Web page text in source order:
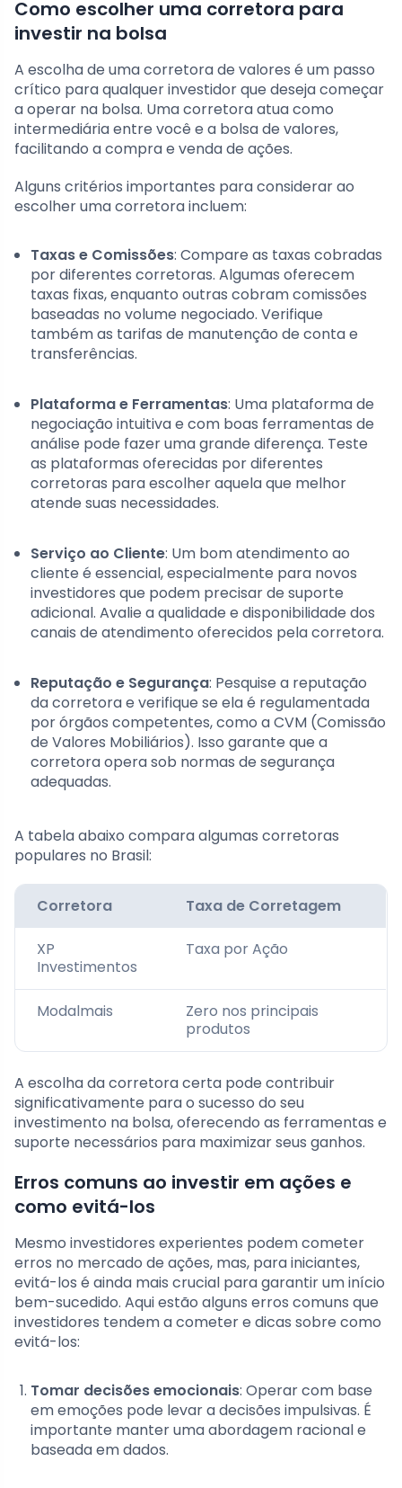
Como escolher uma corretora para
investir na bolsa
A escolha de uma corretora de valores é um passo
crítico para qualquer investidor que deseja começar
a operar na bolsa. Uma corretora atua como
intermediária entre você e a bolsa de valores,
facilitando a compra e venda de ações.
Alguns critérios importantes para considerar ao
escolher uma corretora incluem:
Taxas e Comissões: Compare as taxas cobradas
por diferentes corretoras. Algumas oferecem
taxas fixas, enquanto outras cobram comissões
baseadas no volume negociado. Verifique
também as tarifas de manutenção de conta e
transferências.
Plataforma e Ferramentas: Uma plataforma de
negociação intuitiva e com boas ferramentas de
análise pode fazer uma grande diferença. Teste
as plataformas oferecidas por diferentes
corretoras para escolher aquela que melhor
atende suas necessidades.
Serviço ao Cliente: Um bom atendimento ao
cliente é essencial, especialmente para novos
investidores que podem precisar de suporte
adicional. Avalie a qualidade e disponibilidade dos
canais de atendimento oferecidos pela corretora.
Reputação e Segurança: Pesquise a reputação
da corretora e verifique se ela é regulamentada
por órgãos competentes, como a CVM (Comissão
de Valores Mobiliários). Isso garante que a
corretora opera sob normas de segurança
adequadas.
A tabela abaixo compara algumas corretoras
populares no Brasil:
Corretora Taxa de Corretagem
XP
Investimentos
Taxa por Ação
Modalmais
Zero nos principais
produtos
A escolha da corretora certa pode contribuir
significativamente para o sucesso do seu
investimento na bolsa, oferecendo as ferramentas e
suporte necessários para maximizar seus ganhos.
Erros comuns ao investir em ações e
como evitá-los
Mesmo investidores experientes podem cometer
erros no mercado de ações, mas, para iniciantes,
evitá-los é ainda mais crucial para garantir um início
bem-sucedido. Aqui estão alguns erros comuns que
investidores tendem a cometer e dicas sobre como
evitá-los:
Tomar decisões emocionais: Operar com base
em emoções pode levar a decisões impulsivas. É
importante manter uma abordagem racional e
baseada em dados.